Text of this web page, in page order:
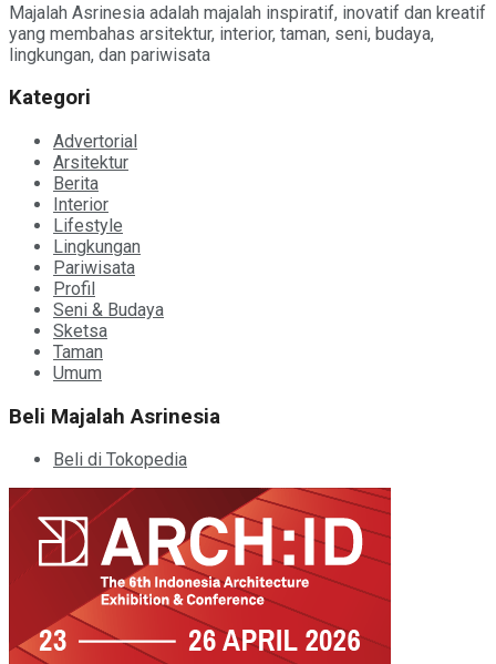
Majalah Asrinesia adalah majalah inspiratif, inovatif dan kreatif
yang membahas arsitektur, interior, taman, seni, budaya,
lingkungan, dan pariwisata
Kategori
Advertorial
Arsitektur
Berita
Interior
Lifestyle
Lingkungan
Pariwisata
Profil
Seni & Budaya
Sketsa
Taman
Umum
Beli Majalah Asrinesia
Beli di Tokopedia